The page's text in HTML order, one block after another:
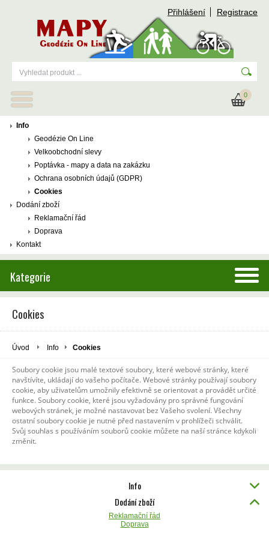
Přihlášení Registrace
0
Info
Geodézie On Line
Velkoobchodní slevy
Poptávka - mapy a data na zakázku
Ochrana osobních údajů (GDPR)
Cookies
Dodání zboží
Reklamační řád
Doprava
Kontakt
Kategorie
Cookies
Úvod Info Cookies
Soubory cookie jsou malé textové soubory, které webové stránky, které
navštívíte, ukládají do vašeho počítače. Webové stránky používají soubory
cookie, aby uživatelům umožnily efektivně se orientovat a provádět určité
funkce. Soubory cookie, které jsou vyžadovány pro správné fungování
webových stránek, je možné nastavovat bez Vašeho svolení. Všechny
ostatní soubory cookie je nutné před nastavením v prohlížeči schválit.
Svůj souhlas s používáním souborů cookie můžete na naší stránce kdykoli
změnit.
Info
Dodání zboží
Reklamační řád
Doprava